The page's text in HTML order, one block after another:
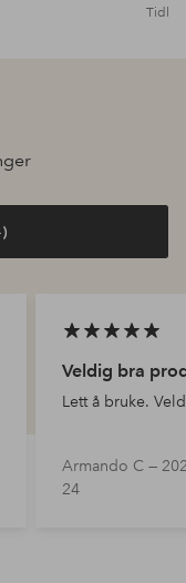
Tidl.
Veldig bra
Lett å bruke.
Armando C —
24